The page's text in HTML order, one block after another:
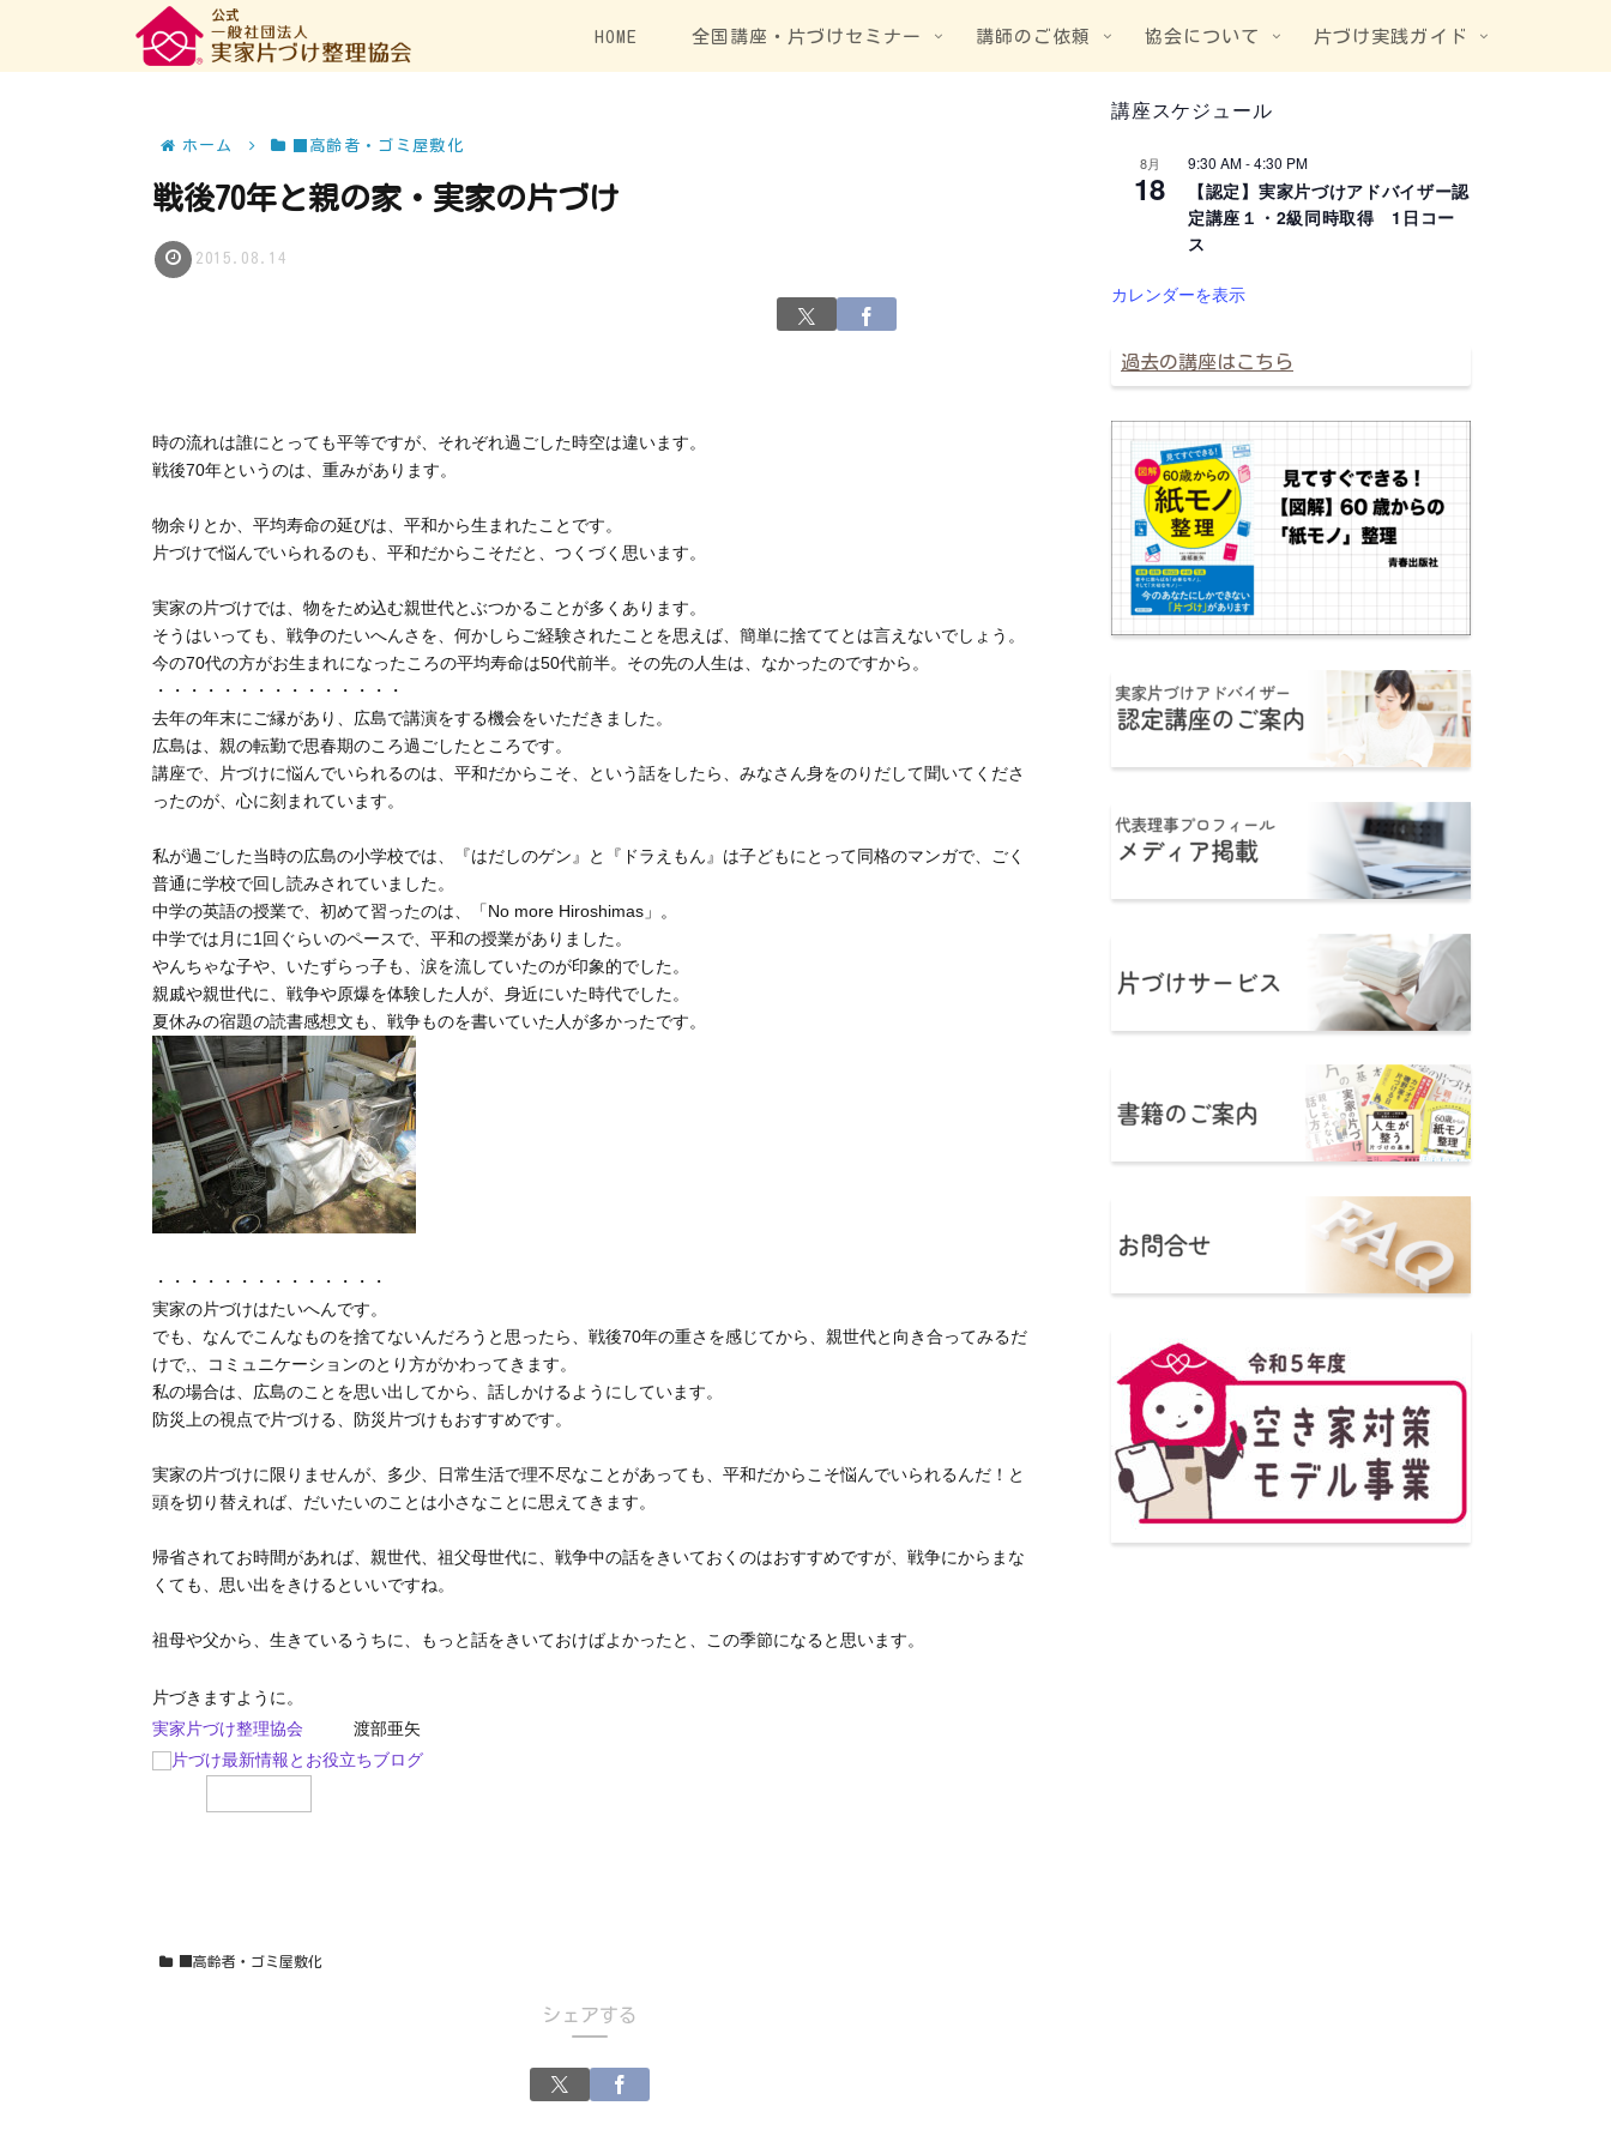
HOME 全国講座・片づけセミナー 講師のご依頼 協会について 片づけ実践ガイド
ホーム ■高齢者・ゴミ屋敷化
戦後70年と親の家・実家の片づけ
2015.08.14
時の流れは誰にとっても平等ですが、それぞれ過ごした時空は違います。
戦後70年というのは、重みがあります。
物余りとか、平均寿命の延びは、平和から生まれたことです。
片づけで悩んでいられるのも、平和だからこそだと、つくづく思います。
実家の片づけでは、物をため込む親世代とぶつかることが多くあります。
そうはいっても、戦争のたいへんさを、何かしらご経験されたことを思えば、簡単に捨ててとは言えないでしょう。
今の70代の方がお生まれになったころの平均寿命は50代前半。その先の人生は、なかったのですから。
・・・・・・・・・・・・・・・
去年の年末にご縁があり、広島で講演をする機会をいただきました。
広島は、親の転勤で思春期のころ過ごしたところです。
講座で、片づけに悩んでいられるのは、平和だからこそ、という話をしたら、みなさん身をのりだして聞いてくださ
ったのが、心に刻まれています。
私が過ごした当時の広島の小学校では、『はだしのゲン』と『ドラえもん』は子どもにとって同格のマンガで、ごく
普通に学校で回し読みされていました。
中学の英語の授業で、初めて習ったのは、「No more Hiroshimas」。
中学では月に1回ぐらいのペースで、平和の授業がありました。
やんちゃな子や、いたずらっ子も、涙を流していたのが印象的でした。
親戚や親世代に、戦争や原爆を体験した人が、身近にいた時代でした。
夏休みの宿題の読書感想文も、戦争ものを書いていた人が多かったです。
・・・・・・・・・・・・・・
実家の片づけはたいへんです。
でも、なんでこんなものを捨てないんだろうと思ったら、戦後70年の重さを感じてから、親世代と向き合ってみるだ
けで,、コミュニケーションのとり方がかわってきます。
私の場合は、広島のことを思い出してから、話しかけるようにしています。
防災上の視点で片づける、防災片づけもおすすめです。
実家の片づけに限りませんが、多少、日常生活で理不尽なことがあっても、平和だからこそ悩んでいられるんだ！と
頭を切り替えれば、だいたいのことは小さなことに思えてきます。
帰省されてお時間があれば、親世代、祖父母世代に、戦争中の話をきいておくのはおすすめですが、戦争にからまな
くても、思い出をきけるといいですね。
祖母や父から、生きているうちに、もっと話をきいておけばよかったと、この季節になると思います。
片づきますように。
実家片づけ整理協会 渡部亜矢
片づけ最新情報とお役立ちブログ
■高齢者・ゴミ屋敷化
シェアする
講座スケジュール
8月
18
9:30 AM-4:30 PM
【認定】実家片づけアドバイザー認
定講座１・2級同時取得 1日コー
ス
カレンダーを表示
過去の講座はこちら